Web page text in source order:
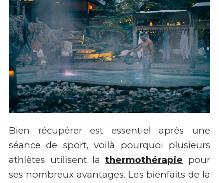
Bien récupérer est essentiel après une
séance de sport, voilà pourquoi plusieurs
athlètes utilisent lathermothérapie pour
ses nombreux avantages. Les bienfaits de la